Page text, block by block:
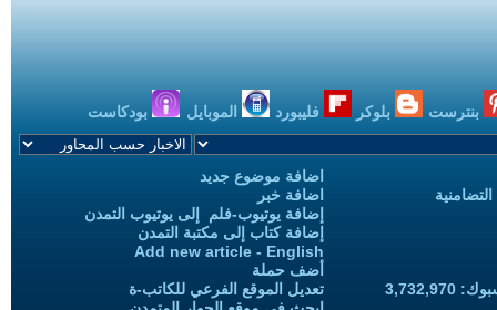
بنترست بلوكر فليبورد الموبايل بودكاست
اضافة موضوع جديد
اضافة خبر
إضافة يوتيوب-فلم إلى يوتيوب التمدن
إضافة كتاب إلى مكتبة التمدن
Add new article - English
أضف حملة
تعديل الموقع الفرعي للكاتب-ة